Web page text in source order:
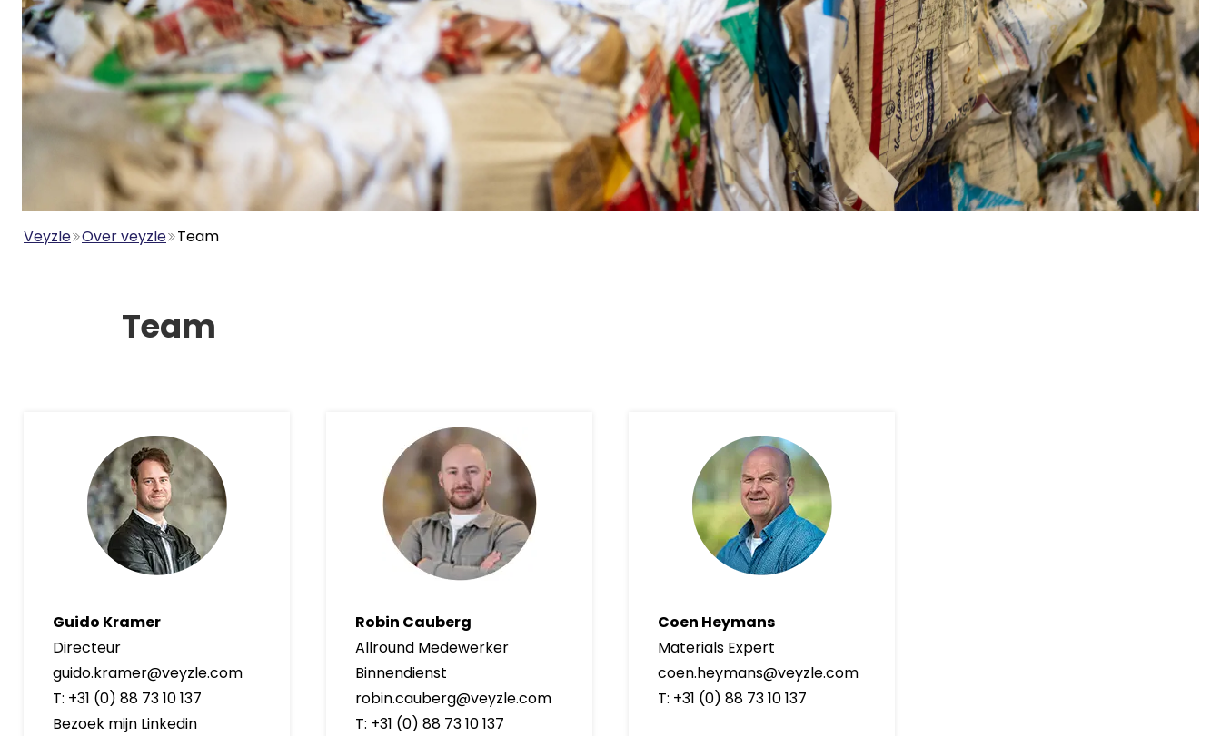
Veyzle Over veyzle Team
Team
Guido Kramer
Directeur
guido.kramer@veyzle.com
T: +31 (0) 88 73 10 137
Bezoek mijn Linkedin
Robin Cauberg
Allround Medewerker
Binnendienst
robin.cauberg@veyzle.com
T: +31 (0) 88 73 10 137
Coen Heymans
Materials Expert
coen.heymans@veyzle.com
T: +31 (0) 88 73 10 137